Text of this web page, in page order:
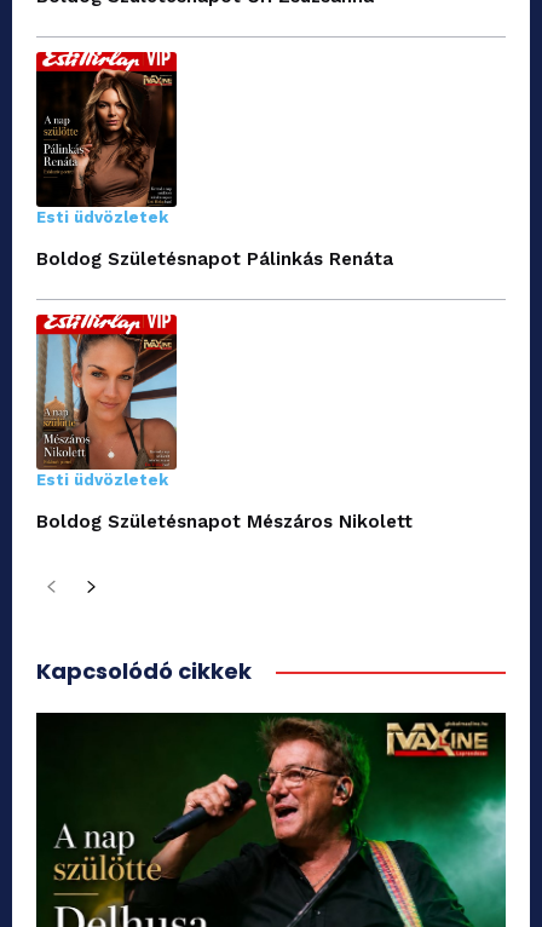
Esti üdvözletek
Boldog Születésnapot Pálinkás Renáta
Esti üdvözletek
Boldog Születésnapot Mészáros Nikolett
Kapcsolódó cikkek